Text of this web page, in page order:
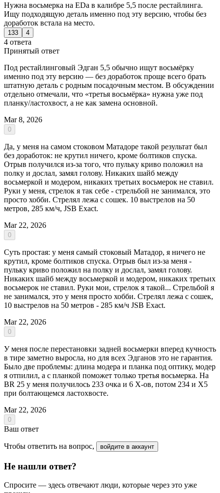
Нужна восьмерка на EDa в калибре 5,5 после рестайлинга.
Ищу подходящую деталь именно под эту версию, чтобы без
доработок встала на место.
133 4
4 ответа
Принятый ответ
Под рестайлинговый Эдган 5,5 обычно ищут восьмёрку
именно под эту версию — без доработок проще всего брать
штатную деталь с родным посадочным местом. В обсуждении
отдельно отмечали, что «третья восьмёрка» нужна уже под
планку/ластохвост, а не как замена основной.
Mar 8, 2026
0
Да, у меня на самом стоковом Матадоре такой результат был
без доработок: не крутил ничего, кроме болтиков спуска.
Отрыв получился из-за того, что пульку криво положил на
полку и дослал, замял голову. Никаких шайб между
восьмеркой и модером, никаких третьих восьмерок не ставил.
Руки у меня, стрелок я так себе - стрельбой не занимался, это
просто хобби. Стрелял лежа с сошек. 10 выстрелов на 50
метров, 285 км/ч, JSB Exact.
Mar 22, 2026
0
Суть простая: у меня самый стоковый Матадор, я ничего не
крутил, кроме болтиков спуска. Отрыв был из-за меня -
пульку криво положил на полку и дослал, замял голову.
Никаких шайб между восьмеркой и модером, никаких третьих
восьмерок не ставил. Руки мои, стрелок я такой... Стрельбой я
не занимался, это у меня просто хобби. Стрелял лежа с сошек,
10 выстрелов на 50 метров - 285 км/ч JSB Exact.
Mar 22, 2026
0
У меня после перестановки задней восьмерки вперед кучность
в тире заметно выросла, но для всех Эдганов это не гарантия.
Было две проблемы: длина модера и планка под оптику, модер
я отпилил, а с планкой поможет только третья восьмерка. На
BR 25 у меня получилось 233 очка и 6 Х-ов, потом 234 и Х5
при болтающемся ластохвосте.
Mar 22, 2026
0
Ваш ответ
Чтобы ответить на вопрос, войдите в аккаунт
Не нашли ответ?
Спросите — здесь отвечают люди, которые через это уже